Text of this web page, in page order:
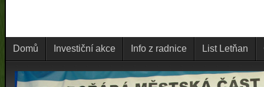
Domů Investiční akce Info z radnice List Letňan